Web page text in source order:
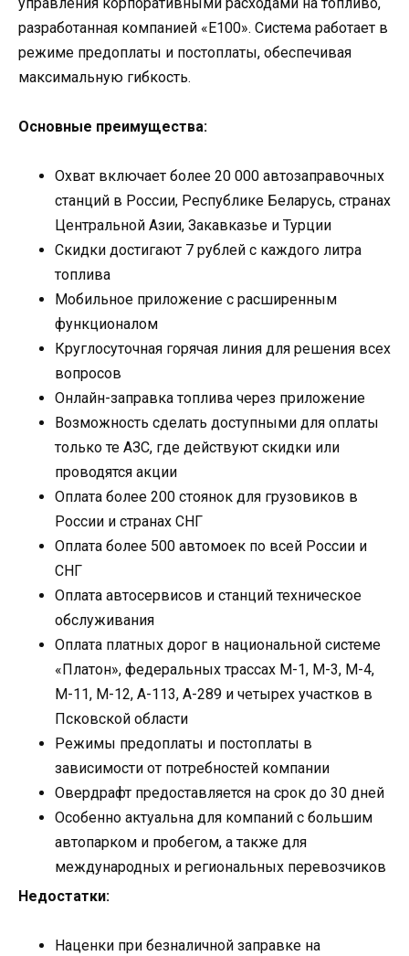
разработанная компанией «Е100». Система работает в
режиме предоплаты и постоплаты, обеспечивая
максимальную гибкость.
Основные преимущества:
Охват включает более 20 000 автозаправочных
станций в России, Республике Беларусь, странах
Центральной Азии, Закавказье и Турции
Скидки достигают 7 рублей с каждого литра
топлива
Мобильное приложение с расширенным
функционалом
Круглосуточная горячая линия для решения всех
вопросов
Онлайн-заправка топлива через приложение
Возможность сделать доступными для оплаты
только те АЗС, где действуют скидки или
проводятся акции
Оплата более 200 стоянок для грузовиков в
России и странах СНГ
Оплата более 500 автомоек по всей России и
СНГ
Оплата автосервисов и станций техническое
обслуживания
Оплата платных дорог в национальной системе
«Платон», федеральных трассах М-1, М-3, М-4,
М-11, М-12, А-113, А-289 и четырех участков в
Псковской области
Режимы предоплаты и постоплаты в
зависимости от потребностей компании
Овердрафт предоставляется на срок до 30 дней
Особенно актуальна для компаний с большим
автопарком и пробегом, а также для
международных и региональных перевозчиков
Недостатки:
Наценки при безналичной заправке на